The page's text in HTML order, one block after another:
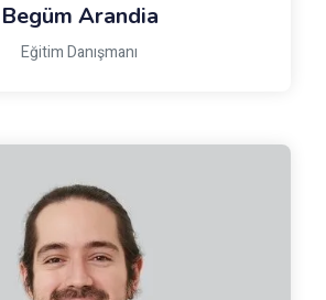
Begüm Arandia
Eğitim Danışmanı